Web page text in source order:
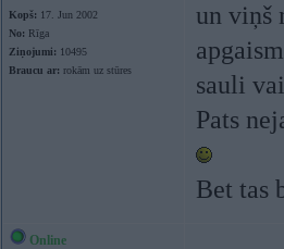
Kopš: 17. Jun 2002
No: Rīga
Ziņojumi: 10495
Braucu ar: rokām uz stūres
un viņš
sauli
Pats
Bet tas
Online